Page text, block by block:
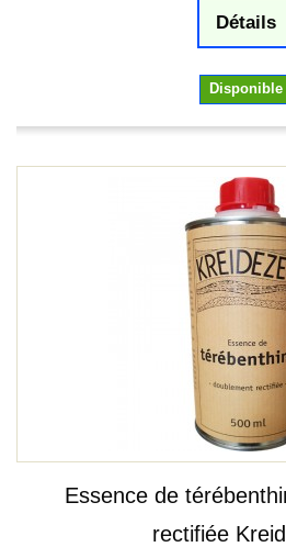
Détails
Disponible
Essence de
rectifiée